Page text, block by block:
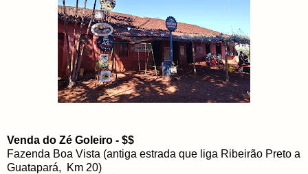
Venda do Zé Goleiro - $$
Fazenda Boa Vista (antiga estrada que liga Ribeirão Preto a
Guatapará, Km 20)